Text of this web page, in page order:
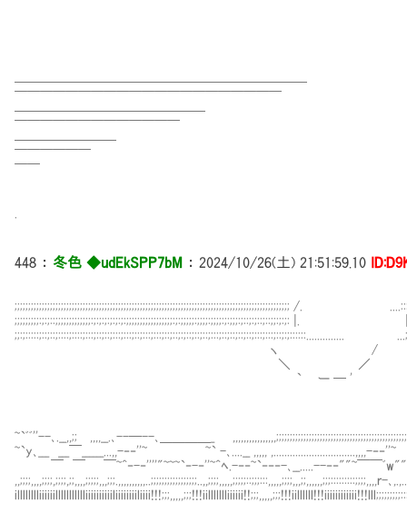
━━━━━━━━━━━━━━━━━━━━━━━
━━━━━━━━━━━━━━━
━━━━━━━━
448 ： 冬色 ◆udEkSPP7bM ： 2024/10/26(土) 21:51:59.10
;;;;;;;;;;;;;;;;;;;;;;;;;;;;;;;;;;;;;;;;;;;;;;;;;;;;;;;;;;;;;;;;;;;;;;;;;;;;;;;;;;;;;;;;;;;;;;;;;;;;; /.
;;;;;;;;;:;:;::;;;;;;;;;;;;;:;:;:;:;:;:;:;;;;;;;;;;;;;;;;;:;:;;;;;:;;;;:;;;;:;:;;;:;::;:;::;::;;:;:;: |.
;;:;:::::;::;::;::::;::::;:::;::;::;:::;:::;::;:::;:::;::;::;:;::;::;::;:::;::;::;::;::;:::;:::;::;:;::::::..............
ヽ /
＼ ／
` ー ─ '
~`ﾞﾞ''--､.__,,;; ,,,,__.､--─--､＿＿＿＿_
~`y､___ ___￣______...,,-‐‐''~ ~` -､....__ ,,,,,
￣ ￣ ￣~^‐-‐''''"~~~`‐-‐''~^ﾍ.-‐‐~`‐‐‐-､__.....--‐‐""~￣￣ﾞw""
,,;;;;,,,,;;;;,;;;;,;;,,,,;;;;;,,,;;;.,,,,,,,,,,..;;;;;;;;;;;;;;;;;..,,;;;;,,,,,;;;;;::;;;:::,,,,,;;;;,,,;;,,,,,,;;;:::::::::;;;;,,,,ｒ-､